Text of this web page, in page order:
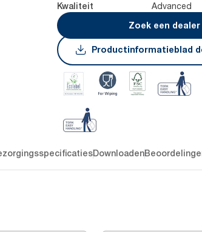
Kwaliteit
Advanced
Zoek een dealer
Productinformatieblad
Downloaden